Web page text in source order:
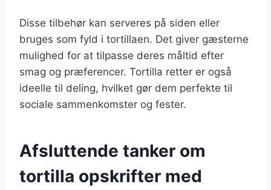
Disse tilbehør kan serveres på siden eller
bruges som fyld i tortillaen. Det giver gæsterne
mulighed for at tilpasse deres måltid efter
smag og præferencer. Tortilla retter er også
ideelle til deling, hvilket gør dem perfekte til
sociale sammenkomster og fester.
Afsluttende tanker om
tortilla opskrifter med